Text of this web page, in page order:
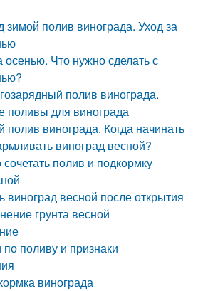
зимой полив винограда. Уход за
Что нужно сделать с
полив винограда.
поливы для винограда
полив винограда. Когда начинать
виноград весной?
полив и подкормку
виноград весной после открытия
грунта весной
поливу и признаки
винограда